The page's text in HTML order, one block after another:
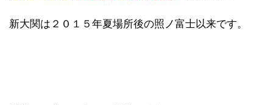
新大関は２０１５年夏場所後の照ノ富士以来です。